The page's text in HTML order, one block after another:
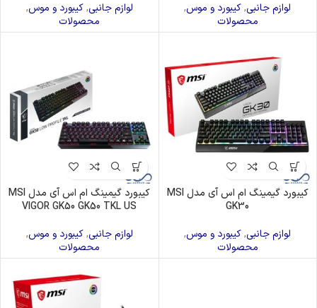
لوازم جانبی,کیبورد و موس,
محصولات
لوازم جانبی,کیبورد و موس,
محصولات
کیبورد گیمینگ ام اس آی مدل MSI
GK30
لوازم جانبی,کیبورد و موس,
محصولات
کیبورد گیمینگ ام اس آی مدل MSI
VIGOR GK50 GK50 TKL US
لوازم جانبی,کیبورد و موس,
محصولات